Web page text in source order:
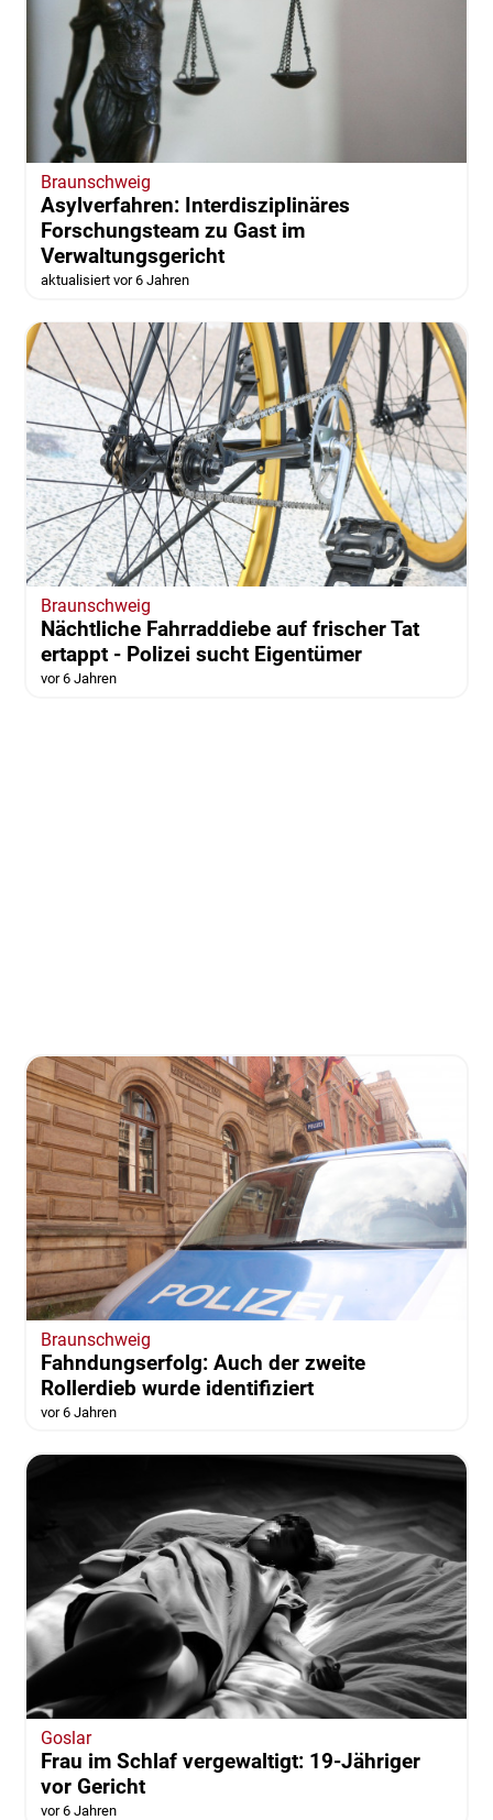
Braunschweig
Asylverfahren: Interdisziplinäres
Forschungsteam zu Gast im
Verwaltungsgericht
aktualisiert vor 6 Jahren
Braunschweig
Nächtliche Fahrraddiebe auf frischer Tat
ertappt - Polizei sucht Eigentümer
vor 6 Jahren
Braunschweig
Fahndungserfolg: Auch der zweite
Rollerdieb wurde identifiziert
vor 6 Jahren
Goslar
Frau im Schlaf vergewaltigt: 19-Jähriger
vor Gericht
vor 6 Jahren